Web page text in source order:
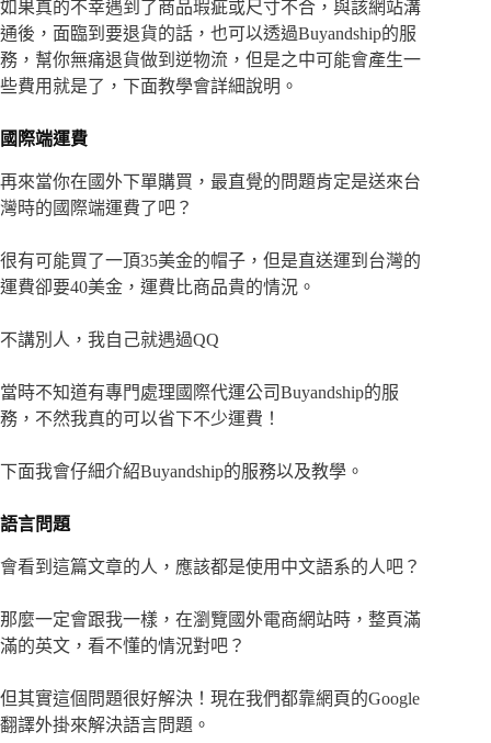
如果真的不幸遇到了商品瑕疵或尺寸不合，與該網站溝
通後，面臨到要退貨的話，也可以透過Buyandship的服
務，幫你無痛退貨做到逆物流，但是之中可能會產生一
些費用就是了，下面教學會詳細說明。
國際端運費
再來當你在國外下單購買，最直覺的問題肯定是送來台
灣時的國際端運費了吧？
很有可能買了一頂35美金的帽子，但是直送運到台灣的
運費卻要40美金，運費比商品貴的情況。
不講別人，我自己就遇過QQ
當時不知道有專門處理國際代運公司Buyandship的服
務，不然我真的可以省下不少運費！
下面我會仔細介紹Buyandship的服務以及教學。
語言問題
會看到這篇文章的人，應該都是使用中文語系的人吧？
那麼一定會跟我一樣，在瀏覽國外電商網站時，整頁滿
滿的英文，看不懂的情況對吧？
但其實這個問題很好解決！現在我們都靠網頁的Google
翻譯外掛來解決語言問題。